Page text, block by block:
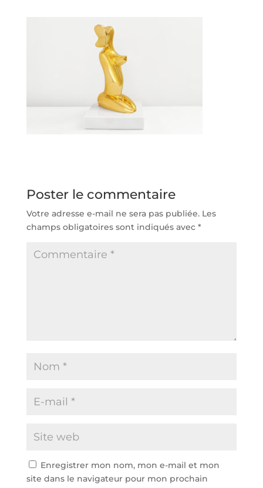
Poster le commentaire
Votre adresse e-mail ne sera pas publiée. Les
champs obligatoires sont indiqués avec *
Enregistrer mon nom, mon e-mail et mon
site dans le navigateur pour mon prochain